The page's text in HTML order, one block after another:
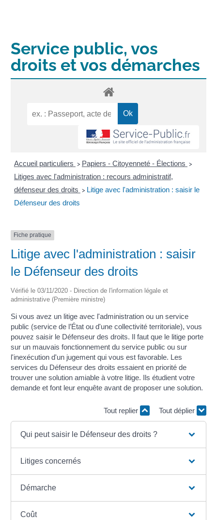
Service public, vos
droits et vos démarches
Accueil particuliers > Papiers - Citoyenneté - Élections >
Litiges avec l'administration : recours administratif,
défenseur des droits > Litige avec l'administration : saisir le
Défenseur des droits
Fiche pratique
Litige avec l'administration : saisir
le Défenseur des droits
Vérifié le 03/11/2020 - Direction de l'information légale et
administrative (Première ministre)
Si vous avez un litige avec l'administration ou un service
public (service de l’État ou d'une collectivité territoriale), vous
pouvez saisir le Défenseur des droits. Il faut que le litige porte
sur un mauvais fonctionnement du service public ou sur
l'inexécution d'un jugement qui vous est favorable. Les
services du Défenseur des droits essaient en priorité de
trouver une solution amiable à votre litige. Ils étudient votre
demande et font leur enquête avant de proposer une solution.
Tout replier Tout déplier
Qui peut saisir le Défenseur des droits ?
Litiges concernés
Démarche
Coût